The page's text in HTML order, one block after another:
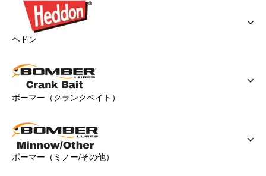
ヘドン
ボーマー（クランクベイト）
ボーマー（ミノー/その他）